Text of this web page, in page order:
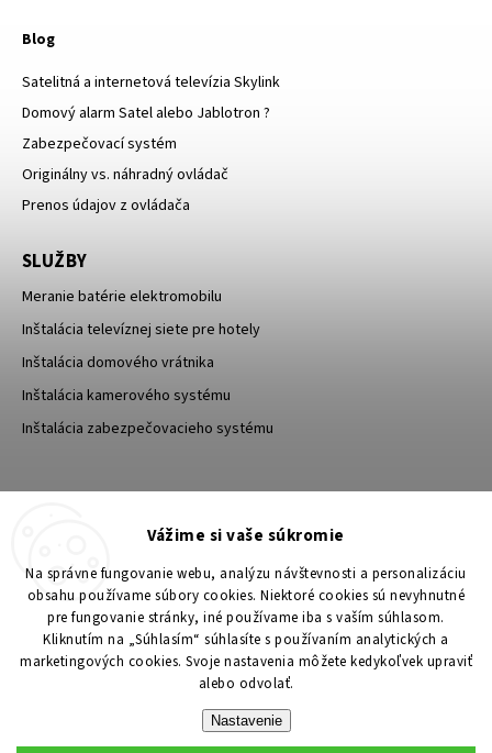
Vážime si vaše súkromie
Na správne fungovanie webu, analýzu návštevnosti a personalizáciu
obsahu používame súbory cookies. Niektoré cookies sú nevyhnutné
pre fungovanie stránky, iné používame iba s vaším súhlasom.
Kliknutím na „Súhlasím“ súhlasíte s používaním analytických a
marketingových cookies. Svoje nastavenia môžete kedykoľvek upraviť
alebo odvolať.
Nastavenie
Blog
Satelitná a internetová televízia Skylink
Domový alarm Satel alebo Jablotron ?
Zabezpečovací systém
Originálny vs. náhradný ovládač
Prenos údajov z ovládača
SLUŽBY
Meranie batérie elektromobilu
Inštalácia televíznej siete pre hotely
Inštalácia domového vrátnika
Inštalácia kamerového systému
Inštalácia zabezpečovacieho systému